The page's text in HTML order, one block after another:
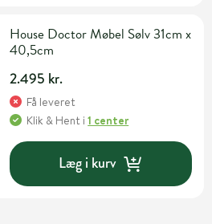
House Doctor Møbel Sølv 31cm x
40,5cm
2.495 kr.
Få leveret
Klik & Hent i1 center
Læg i kurv